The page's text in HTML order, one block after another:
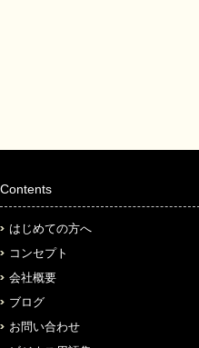
Contents
はじめての方へ
コンセプト
会社概要
ブログ
お問い合わせ